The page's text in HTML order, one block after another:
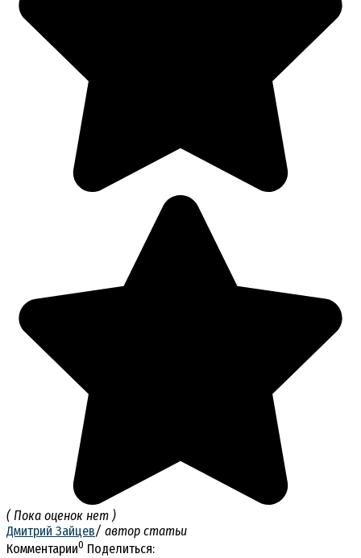
( Пока оценок нет )
Дмитрий Зайцев/ автор статьи
Комментарии0 Поделиться: